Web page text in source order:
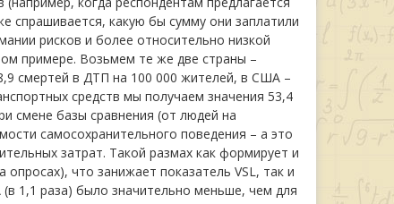
спрашивается, какую бы сумму они заплатили
рисков и более относительно низкой
примере. Возьмем те же две страны –
смертей в ДТП на 100 000 жителей, в США –
средств мы получаем значения 53,4
смене базы сравнения (от людей на
самосохранительного поведения – а это
затрат. Такой размах как формирует и
что занижает показатель VSL, так и
1,1 раза) было значительно меньше, чем для